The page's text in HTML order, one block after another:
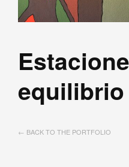
equilibrio
← BACK TO THE PORTFOLIO